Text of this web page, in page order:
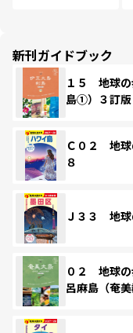
新刊ガイドブック
１５ 地球
島①）３訂版
Ｃ０２ 地
８
Ｊ３３ 地
０２ 地球
呂麻島（奄